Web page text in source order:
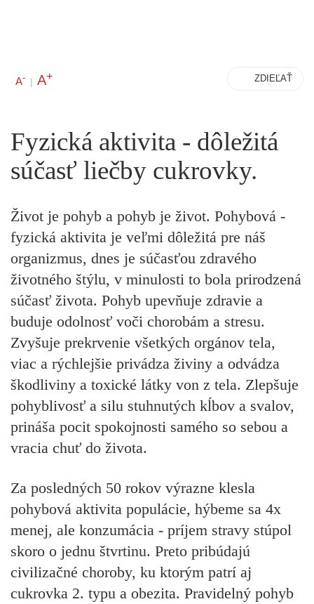
A- | A+ ZDIEĽAŤ
Fyzická aktivita - dôležitá
súčasť liečby cukrovky.
Život je pohyb a pohyb je život. Pohybová -
fyzická aktivita je veľmi dôležitá pre náš
organizmus, dnes je súčasťou zdravého
životného štýlu, v minulosti to bola prirodzená
súčasť života. Pohyb upevňuje zdravie a
buduje odolnosť voči chorobám a stresu.
Zvyšuje prekrvenie všetkých orgánov tela,
viac a rýchlejšie privádza živiny a odvádza
škodliviny a toxické látky von z tela. Zlepšuje
pohyblivosť a silu stuhnutých kĺbov a svalov,
prináša pocit spokojnosti samého so sebou a
vracia chuť do života.
Za posledných 50 rokov výrazne klesla
pohybová aktivita populácie, hýbeme sa 4x
menej, ale konzumácia - príjem stravy stúpol
skoro o jednu štvrtinu. Preto pribúdajú
civilizačné choroby, ku ktorým patrí aj
cukrovka 2. typu a obezita. Pravidelný pohyb